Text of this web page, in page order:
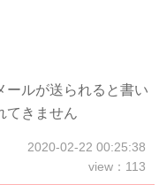
ールが送られると書い
てきません
2020-02-22 00:25:38
view：113